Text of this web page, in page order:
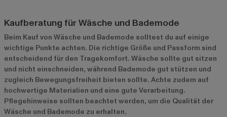
Kaufberatung für Wäsche und Bademode
Beim Kauf von Wäsche und Bademode solltest du auf einige
wichtige Punkte achten. Die richtige Größe und Passform sind
entscheidend für den Tragekomfort. Wäsche sollte gut sitzen
und nicht einschneiden, während Bademode gut stützen und
zugleich Bewegungsfreiheit bieten sollte. Achte zudem auf
hochwertige Materialien und eine gute Verarbeitung.
Pflegehinweise sollten beachtet werden, um die Qualität der
Wäsche und Bademode zu erhalten.